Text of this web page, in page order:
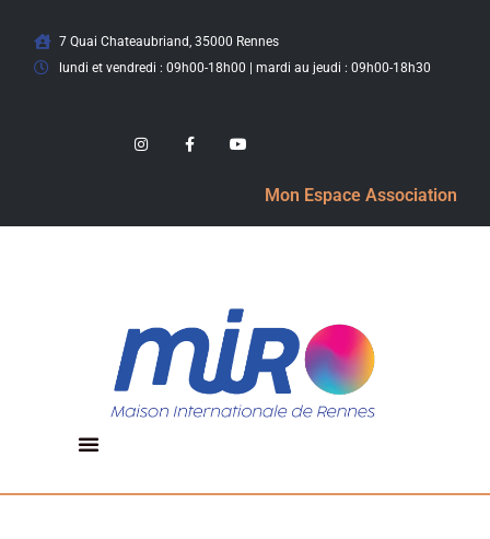
7 Quai Chateaubriand, 35000 Rennes
lundi et vendredi : 09h00-18h00 | mardi au jeudi : 09h00-18h30
Mon Espace Association